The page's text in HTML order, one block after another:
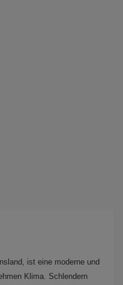
ist eine moderne und
Klima. Schlendern